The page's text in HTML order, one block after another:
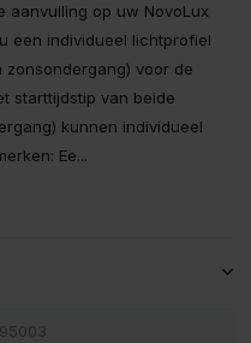
aanvulling op uw NovoLux
een individueel lichtprofiel
voor de
starttijdstip van beide
kunnen individueel
Ee...